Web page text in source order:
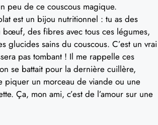
peu de ce couscous magique.
est un bijou nutritionnel : tu as des
bœuf, des fibres avec tous ces légumes,
glucides sains du couscous. C’est un vrai
pas tombant ! Il me rappelle ces
se battait pour la dernière cuillère,
piquer un morceau de viande ou une
Ça, mon ami, c’est de l’amour sur une